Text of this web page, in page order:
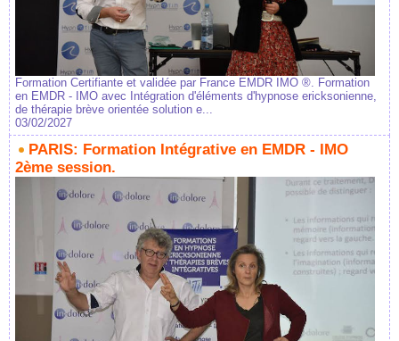
Formation Certifiante et validée par France EMDR IMO ®. Formation
en EMDR - IMO avec Intégration d'éléments d'hypnose ericksonienne,
de thérapie brève orientée solution e...
03/02/2027
PARIS: Formation Intégrative en EMDR - IMO
2ème session.